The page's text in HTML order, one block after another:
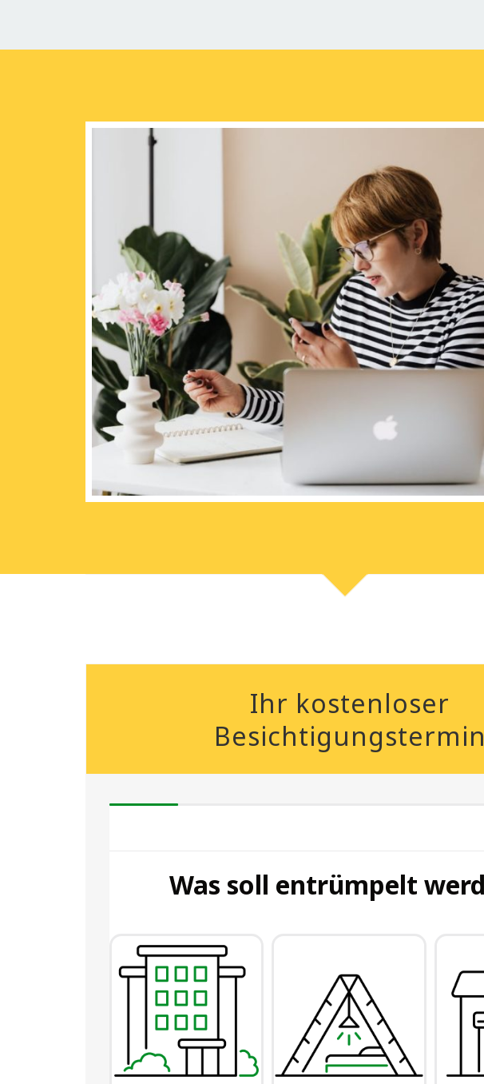
Ihr kostenloser
Besichtigungstermin